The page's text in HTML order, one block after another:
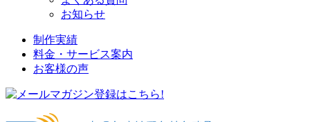
お知らせ
制作実績
料金・サービス案内
お客様の声